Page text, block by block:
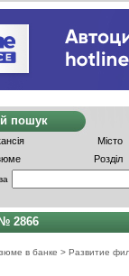
Місто
Розділ
2866
в банке > Развитие